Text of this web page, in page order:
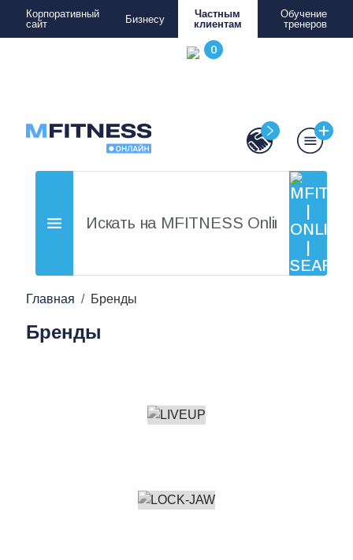
Корпоративный
сайт
Бизнесу
Частным
клиентам
Обучение
тренеров
Главная Бренды
Бренды